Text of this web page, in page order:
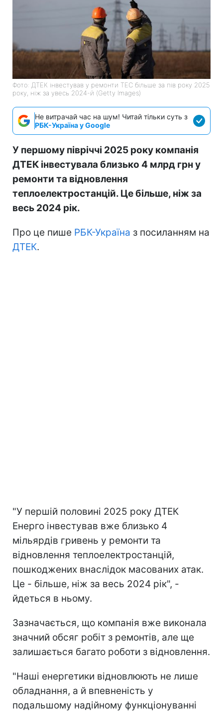
Фото: ДТЕК інвестував у ремонти ТЕС більше за пів року 2025
року, ніж за увесь 2024-й (Getty Images)
Не витрачай час на шум! Читай тільки суть з
РБК-Україна у Google
У першому півріччі 2025 року компанія
ДТЕК інвестувала близько 4 млрд грн у
ремонти та відновлення
теплоелектростанцій. Це більше, ніж за
весь 2024 рік.
Про це пише РБК-Україна з посиланням на
ДТЕК.
"У першій половині 2025 року ДТЕК
Енерго інвестував вже близько 4
мільярдів гривень у ремонти та
відновлення теплоелектростанцій,
пошкоджених внаслідок масованих атак.
Це - більше, ніж за весь 2024 рік", -
йдеться в ньому.
Зазначається, що компанія вже виконала
значний обсяг робіт з ремонтів, але ще
залишається багато роботи з відновлення.
"Наші енергетики відновлюють не лише
обладнання, а й впевненість у
подальшому надійному функціонуванні